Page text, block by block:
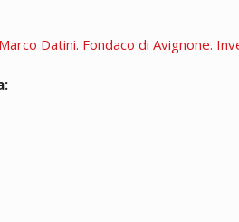
Datini. Fondaco di Avignone.